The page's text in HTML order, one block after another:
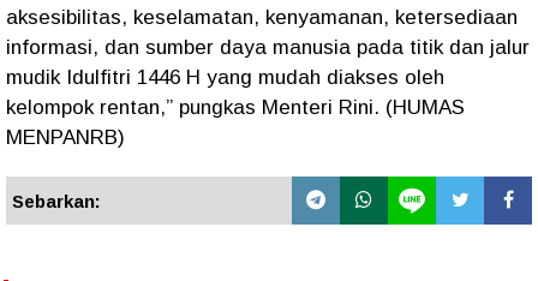
aksesibilitas, keselamatan, kenyamanan, ketersediaan
informasi, dan sumber daya manusia pada titik dan jalur
mudik Idulfitri 1446 H yang mudah diakses oleh
kelompok rentan,” pungkas Menteri Rini. (HUMAS
MENPANRB)
Sebarkan: